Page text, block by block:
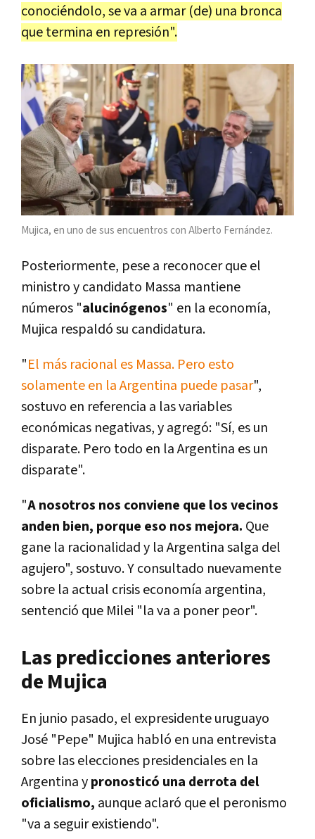
conociéndolo, se va a armar (de) una bronca
que termina en represión".
Mujica, en uno de sus encuentros con Alberto Fernández.
Posteriormente, pese a reconocer que el
ministro y candidato Massa mantiene
números "alucinógenos" en la economía,
Mujica respaldó su candidatura.
"El más racional es Massa. Pero esto
solamente en la Argentina puede pasar",
sostuvo en referencia a las variables
económicas negativas, y agregó: "Sí, es un
disparate. Pero todo en la Argentina es un
disparate".
"A nosotros nos conviene que los vecinos
anden bien, porque eso nos mejora. Que
gane la racionalidad y la Argentina salga del
agujero", sostuvo. Y consultado nuevamente
sobre la actual crisis economía argentina,
sentenció que Milei "la va a poner peor".
Las predicciones anteriores
de Mujica
En junio pasado, el expresidente uruguayo
José "Pepe" Mujica habló en una entrevista
sobre las elecciones presidenciales en la
Argentina ypronosticó una derrota del
oficialismo, aunque aclaró que el peronismo
"va a seguir existiendo".